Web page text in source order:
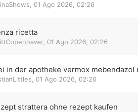
01 Ago 2026, 02:26
ricetta
, 01 Ago 2026, 02:26
in der apotheke vermox mebendazol
01 Ago 2026, 02:26
strattera ohne rezept kaufen